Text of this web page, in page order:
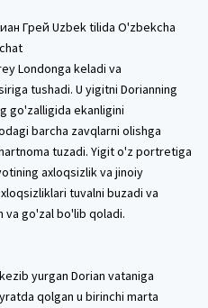
Грей Uzbek tilida O'zbekcha
Londonga keladi va
tushadi. U yigitni Dorianning
go'zalligida ekanligini
barcha zavqlarni olishga
tuzadi. Yigit o'z portretiga
axloqsizlik va jinoiy
tuvalni buzadi va
va go'zal bo'lib qoladi.
yurgan Dorian vataniga
qolgan u birinchi marta